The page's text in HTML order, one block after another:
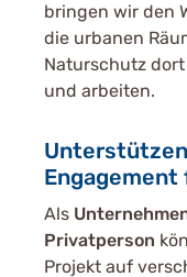
bringen wir den
die urbanen
Naturschutz
und arbeiten.
Engagement
Als
Privatperson
Projekt auf